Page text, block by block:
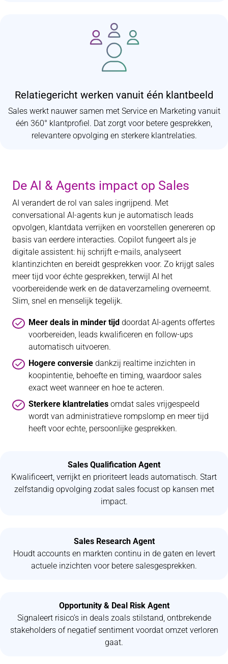
Relatiegericht werken vanuit één klantbeeld
Sales werkt nauwer samen met Service en Marketing vanuit
één 360° klantprofiel. Dat zorgt voor betere gesprekken,
relevantere opvolging en sterkere klantrelaties.
De AI & Agents impact op Sales
AI verandert de rol van sales ingrijpend. Met
conversational AI-agents kun je automatisch leads
opvolgen, klantdata verrijken en voorstellen genereren op
basis van eerdere interacties. Copilot fungeert als je
digitale assistent: hij schrijft e-mails, analyseert
klantinzichten en bereidt gesprekken voor. Zo krijgt sales
meer tijd voor échte gesprekken, terwijl AI het
voorbereidende werk en de dataverzameling overneemt.
Slim, snel en menselijk tegelijk.
Meer deals in minder tijd doordat AI-agents offertes
voorbereiden, leads kwalificeren en follow-ups
automatisch uitvoeren.
Hogere conversie dankzij realtime inzichten in
koopintentie, behoefte en timing, waardoor sales
exact weet wanneer en hoe te acteren.
Sterkere klantrelaties omdat sales vrijgespeeld
wordt van administratieve rompslomp en meer tijd
heeft voor echte, persoonlijke gesprekken.
Sales Qualification Agent
Kwalificeert, verrijkt en prioriteert leads automatisch. Start
zelfstandig opvolging zodat sales focust op kansen met
impact.
Sales Research Agent
Houdt accounts en markten continu in de gaten en levert
actuele inzichten voor betere salesgesprekken.
Opportunity & Deal Risk Agent
Signaleert risico’s in deals zoals stilstand, ontbrekende
stakeholders of negatief sentiment voordat omzet verloren
gaat.